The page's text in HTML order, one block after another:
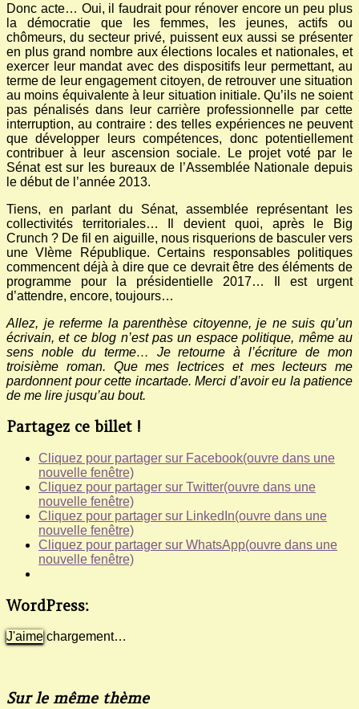
Donc acte… Oui, il faudrait pour rénover encore un peu plus
la démocratie que les femmes, les jeunes, actifs ou
chômeurs, du secteur privé, puissent eux aussi se présenter
en plus grand nombre aux élections locales et nationales, et
exercer leur mandat avec des dispositifs leur permettant, au
terme de leur engagement citoyen, de retrouver une situation
au moins équivalente à leur situation initiale. Qu’ils ne soient
pas pénalisés dans leur carrière professionnelle par cette
interruption, au contraire : des telles expériences ne peuvent
que développer leurs compétences, donc potentiellement
contribuer à leur ascension sociale. Le projet voté par le
Sénat est sur les bureaux de l’Assemblée Nationale depuis
le début de l’année 2013.
Tiens, en parlant du Sénat, assemblée représentant les
collectivités territoriales… Il devient quoi, après le Big
Crunch ? De fil en aiguille, nous risquerions de basculer vers
une VIème République. Certains responsables politiques
commencent déjà à dire que ce devrait être des éléments de
programme pour la présidentielle 2017… Il est urgent
d’attendre, encore, toujours…
Allez, je referme la parenthèse citoyenne, je ne suis qu’un
écrivain, et ce blog n’est pas un espace politique, même au
sens noble du terme… Je retourne à l’écriture de mon
troisième roman. Que mes lectrices et mes lecteurs me
pardonnent pour cette incartade. Merci d’avoir eu la patience
de me lire jusqu’au bout.
Partagez ce billet !
Cliquez pour partager sur Facebook(ouvre dans une
nouvelle fenêtre)
Cliquez pour partager sur Twitter(ouvre dans une
nouvelle fenêtre)
Cliquez pour partager sur LinkedIn(ouvre dans une
nouvelle fenêtre)
Cliquez pour partager sur WhatsApp(ouvre dans une
nouvelle fenêtre)
WordPress:
J'aime chargement…
Sur le même thème